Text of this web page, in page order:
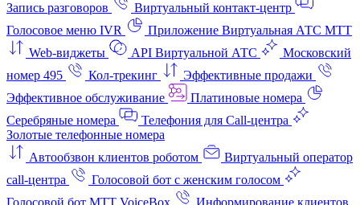
Запись разговоров
Виртуальный контакт‑центр
Голосовое меню IVR
Приложение Виртуальная АТС МТТ
Web-виджеты
API Виртуальной АТС
Московский
номер 495
Кол-трекинг
Эффективные продажи
Эффективное обслуживание
Платиновые номера
Серебряные номера
Телефония для Call-центра
Золотые телефонные номера
Автообзвон клиентов роботом
Виртуальный оператор
call-центра
Голосовой бот с женским голосом
Голосовой бот МТТ VoiceBox
Информирование клиентов